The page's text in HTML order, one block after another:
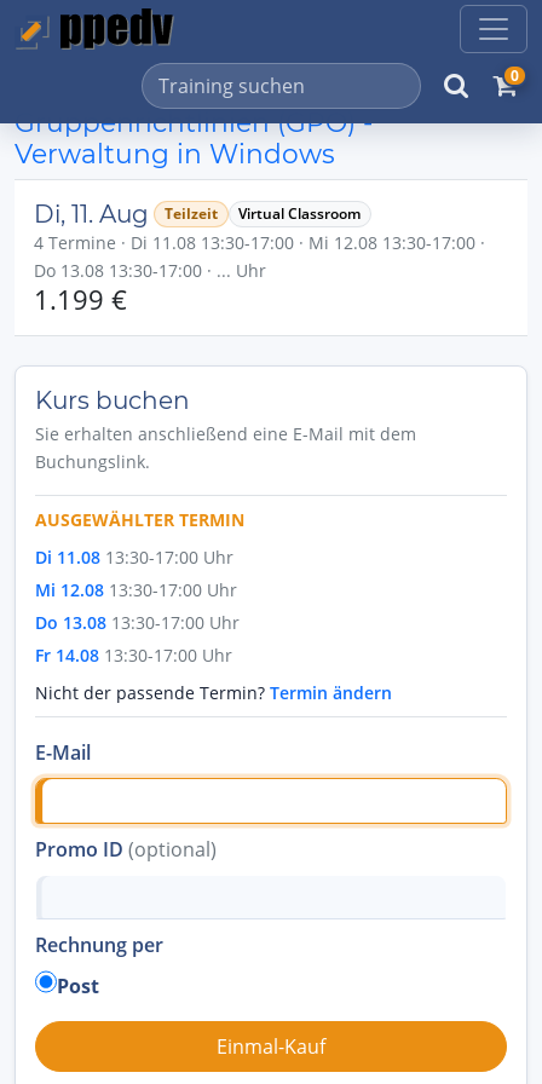
0
Gruppenrichtlinien (GPO) -
Verwaltung in Windows
Di, 11. Aug Teilzeit Virtual Classroom
4 Termine · Di 11.08 13:30-17:00 · Mi 12.08 13:30-17:00 ·
Do 13.08 13:30-17:00 · ... Uhr
1.199 €
Kurs buchen
Sie erhalten anschließend eine E-Mail mit dem
Buchungslink.
AUSGEWÄHLTER TERMIN
Di 11.08 13:30-17:00 Uhr
Mi 12.08 13:30-17:00 Uhr
Do 13.08 13:30-17:00 Uhr
Fr 14.08 13:30-17:00 Uhr
Nicht der passende Termin? Termin ändern
E-Mail
Promo ID (optional)
Rechnung per
Post